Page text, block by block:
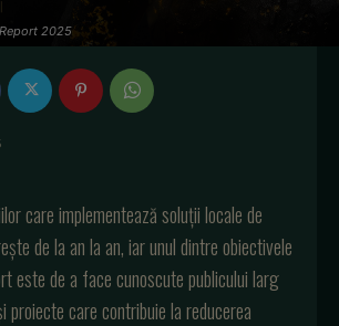
2025
care implementează soluții locale de
de la an la an, iar unul dintre obiectivele
este de a face cunoscute publicului larg
proiecte care contribuie la reducerea